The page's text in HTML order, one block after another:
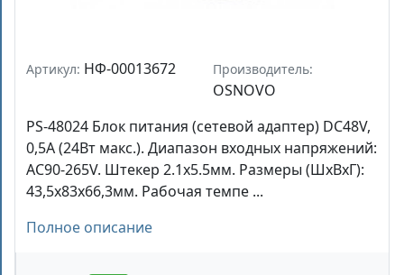
Артикул: НФ-00013672 Производитель:
OSNOVO
PS-48024 Блок питания (сетевой адаптер) DC48V,
0,5A (24Вт макс.). Диапазон входных напряжений:
AC90-265V. Штекер 2.1x5.5мм. Размеры (ШхВхГ):
43,5x83x66,3мм. Рабочая темпе ...
Полное описание